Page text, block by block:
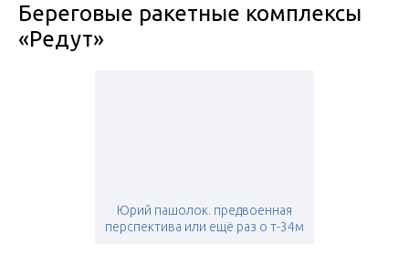
Береговые ракетные комплексы
«Редут»
Юрий пашолок. предвоенная
перспектива или ещё раз о т-34м